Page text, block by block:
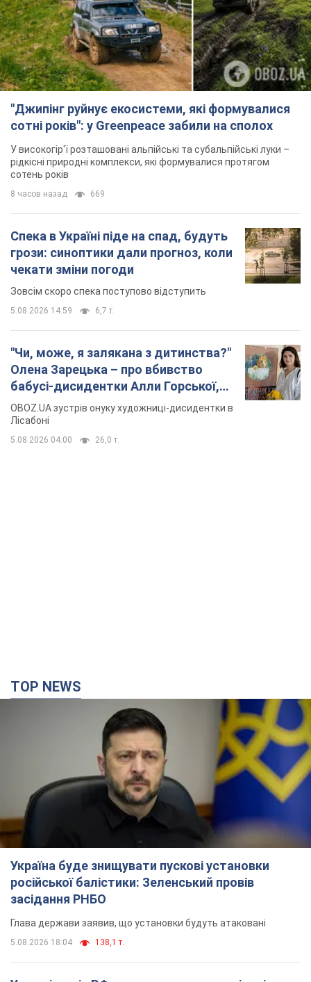
8 часов назад 669
Спека в Україні піде на спад, будуть
грози: синоптики дали прогноз, коли
чекати зміни погоди
Зовсім скоро спека поступово відступить
5.08.2026 14:59 6,7 т.
"Чи, може, я залякана з дитинства?"
Олена Зарецька – про вбивство
Португалію з 5 дітьми
Лісабоні
5.08.2026 04:00 26,0 т.
Україна буде знищувати пускові установки
російської балістики: Зеленський провів
Глава держави заявив, що установки будуть атаковані
138,1 т.
У липні армія РФ втратила рекордну кількість
БпЛА, човнів і катерів: в Міноборони
оприлюднили статистику
Минулого місяця також зросли втрати РФ у живій силі, танках
та кількість уражень на великій відстані
11 часов назад
"Потрібні швидкі та нестандартні підходи":
Корецький пообіцяв надати бізнесу
пріоритетний доступ до наявних складських